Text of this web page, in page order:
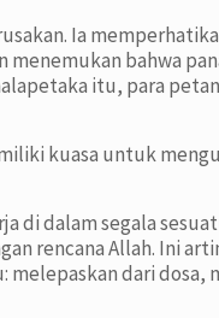
Ia
bahwa
itu, para
kuasa untuk
di dalam segala
rencana Allah. Ini
dari dosa,